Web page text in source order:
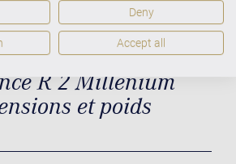
R 2 Millenium
et poids
Deny
Accept all